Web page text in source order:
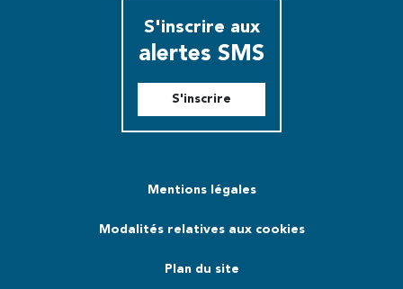
S'inscrire aux
alertes SMS
S'inscrire
Mentions légales
Modalités relatives aux cookies
Plan du site